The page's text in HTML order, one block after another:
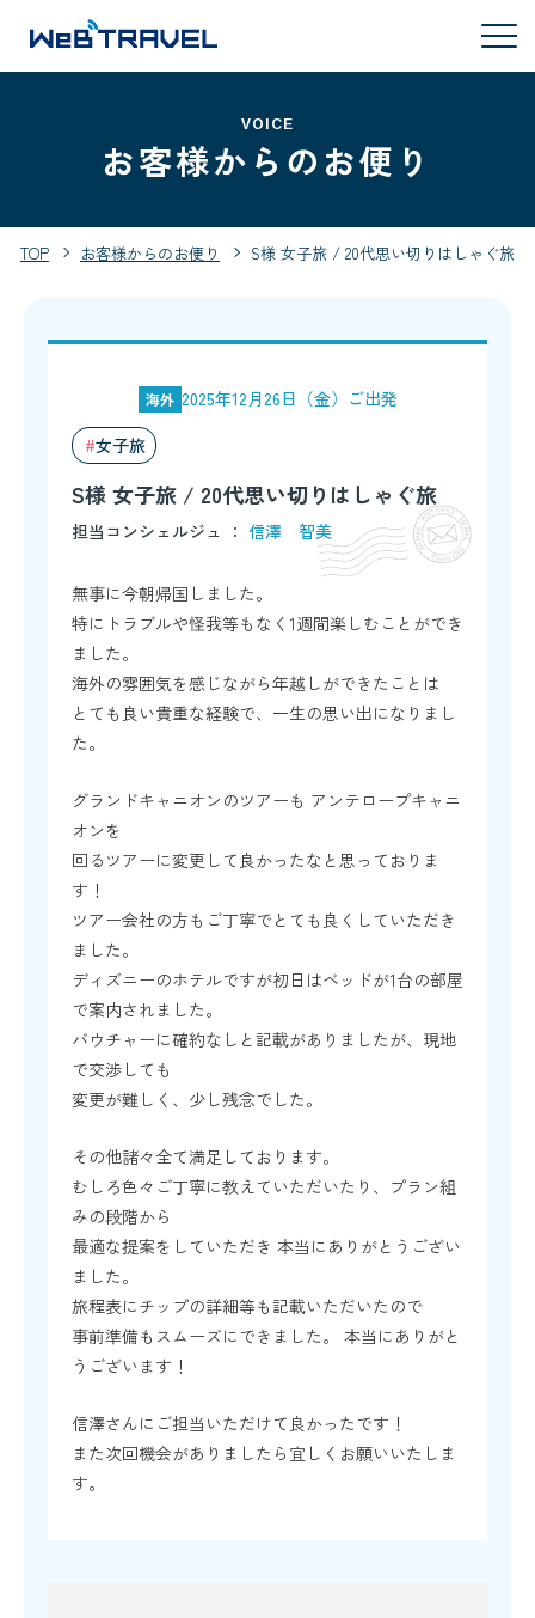
VOICE
お客様からのお便り
TOP お客様からのお便り S様 女子旅 / 20代思い切りはしゃぐ旅
海外 2025年12月26日（金）ご出発
女子旅
S様 女子旅 / 20代思い切りはしゃぐ旅
担当コンシェルジュ ： 信澤 智美
無事に今朝帰国しました。
特にトラブルや怪我等もなく1週間楽しむことができ
ました。
海外の雰囲気を感じながら年越しができたことは
とても良い貴重な経験で、一生の思い出になりまし
た。
グランドキャニオンのツアーも アンテロープキャニ
オンを
回るツアーに変更して良かったなと思っておりま
す！
ツアー会社の方もご丁寧でとても良くしていただき
ました。
ディズニーのホテルですが初日はベッドが1台の部屋
で案内されました。
バウチャーに確約なしと記載がありましたが、現地
で交渉しても
変更が難しく、少し残念でした。
その他諸々全て満足しております。
むしろ色々ご丁寧に教えていただいたり、プラン組
みの段階から
最適な提案をしていただき 本当にありがとうござい
ました。
旅程表にチップの詳細等も記載いただいたので
事前準備もスムーズにできました。 本当にありがと
うございます！
信澤さんにご担当いただけて良かったです！
また次回機会がありましたら宜しくお願いいたしま
す。